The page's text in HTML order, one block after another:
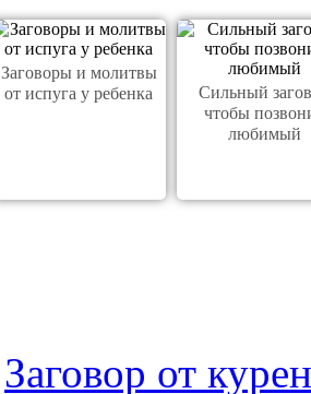
Заговоры и молитвы
от испуга у ребенка
Сильный
чтобы
любимый
Заговор от